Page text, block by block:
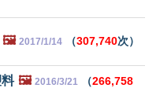
🖼️ 2017/1/14 （307,740次）
🖼️ 2016/3/21 （266,758